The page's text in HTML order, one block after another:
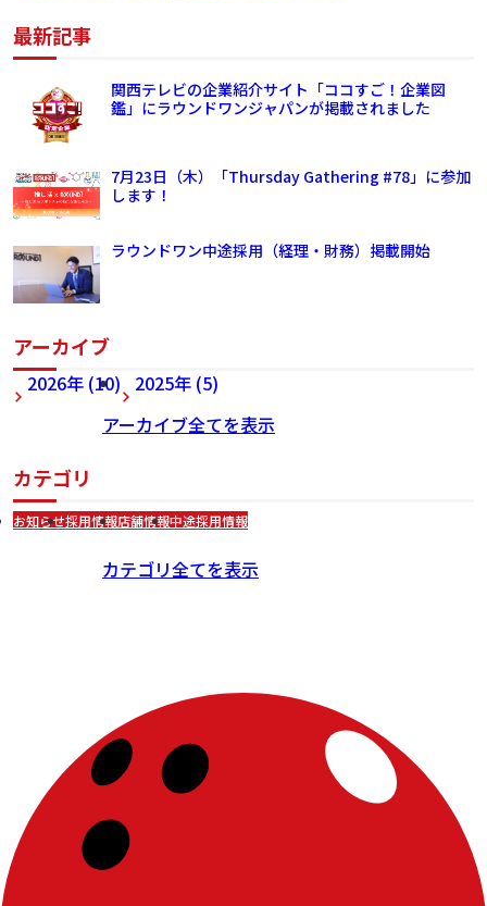
最新記事
関西テレビの企業紹介サイト「ココすご！企業図
鑑」にラウンドワンジャパンが掲載されました
7月23日（木）「Thursday Gathering #78」に参加
します！
ラウンドワン中途採用（経理・財務）掲載開始
アーカイブ
2026年 (10)
2025年 (5)
アーカイブ全てを表示
カテゴリ
お知らせ採用情報店舗情報中途採用情報
カテゴリ全てを表示